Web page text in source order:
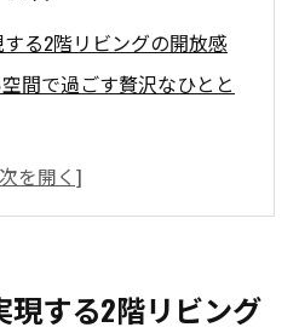
る2階リビングの開放感
間で過ごす贅沢なひとと
の窓の配置方法
コーディネートの可能性
現する2階リビング